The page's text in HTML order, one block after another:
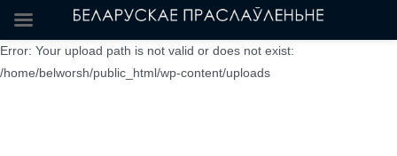
Error: Your upload path is not valid or does not exist:
/home/belworsh/public_html/wp-content/uploads